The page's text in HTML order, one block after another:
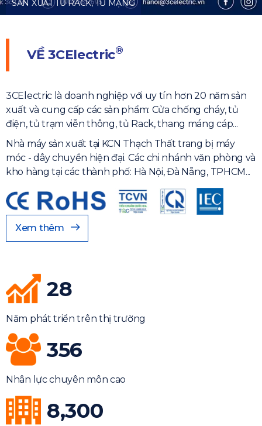
VỀ3CElectric®
3CElectric là doanh nghiệp với uy tín hơn 20 năm sản
xuất và cung cấp các sản phẩm: Cửa chống cháy, tủ
điện, tủ trạm viễn thông, tủ Rack, thang máng cáp...
Nhà máy sản xuất tại KCN Thạch Thất trang bị máy
móc - dây chuyền hiện đại. Các chi nhánh văn phòng và
kho hàng tại các thành phố: Hà Nội, Đà Nẵng, TPHCM...
Xem thêm
28
Năm phát triển trên thị trường
356
Nhân lực chuyên môn cao
8,300